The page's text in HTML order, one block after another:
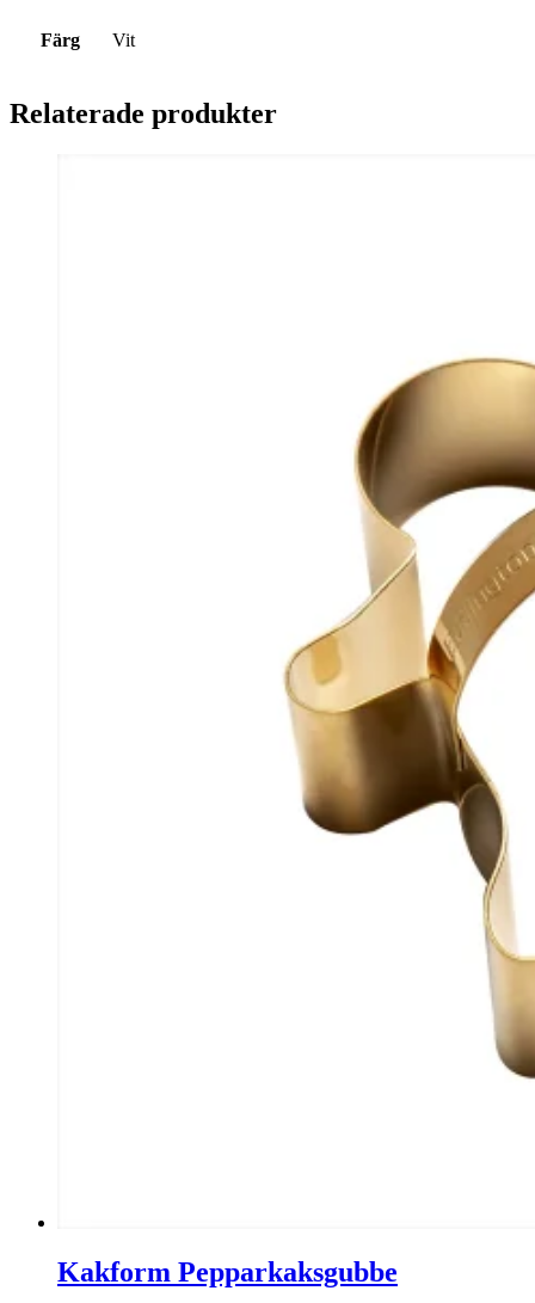
Färg Vit
Relaterade produkter
Kakform Pepparkaksgubbe